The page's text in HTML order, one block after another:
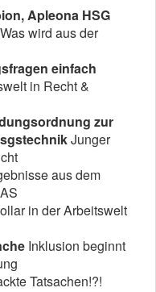
Apleona HSG
Was wird aus der
einfach
in Recht &
zur
Junger
aus dem
in der Arbeitswelt
Inklusion beginnt
Tatsachen!?!